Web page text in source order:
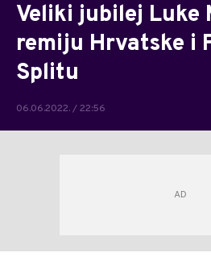
Veliki jubilej Luke
remiju Hrvatske i
Splitu
06.06.2022. / 22:56